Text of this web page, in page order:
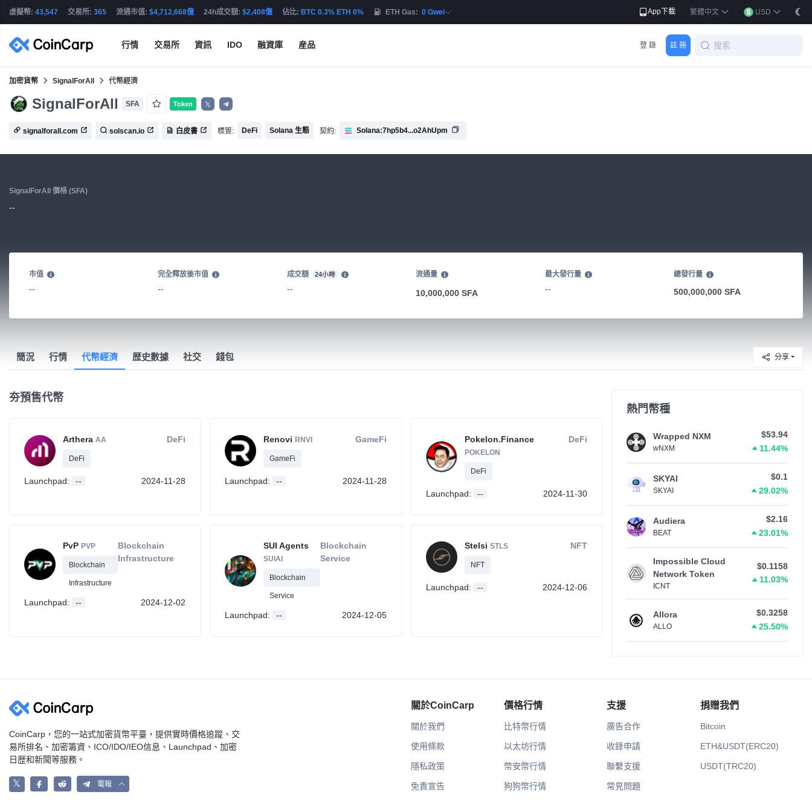
虛擬幣: 43,547 交易所: 365 流通市值: $4,712,668億 24h成交額: $2,408億 佔比: BTC 0.3% ETH 0% ETH Gas: 0 Gwei App下載 繁體中文 USD
行情 交易所 資訊 IDO 融資庫 産品 登 錄 註 冊
加密貨幣 SignalForAll 代幣經濟
SignalForAll SFA Token 𝕏
signalforall.com solscan.io 白皮書 標簽: DeFi Solana 生態 契約: Solana:7hp5b4...o2AhUpm
SignalForAll 價格 (SFA)
--
市值
--
完全釋放後市值
--
成交額 24小時
--
流通量
10,000,000 SFA
最大發行量
--
總發行量
500,000,000 SFA
簡況 行情 代幣經濟 歴史數據 社交 錢包 分享
夯預售代幣
Arthera AA
DeFi
DeFi
Launchpad: -- 2024-11-28
Renovi RNVI
GameFi
GameFi
Launchpad: -- 2024-11-28
Pokelon.Finance
POKELON
DeFi
DeFi
Launchpad: -- 2024-11-30
PvP PVP
Blockchain
Infrastructure
Blockchain
Infrastructure
Launchpad: -- 2024-12-02
SUI Agents
SUIAI
Blockchain
Service
Blockchain
Service
Launchpad: -- 2024-12-05
Stelsi STLS
NFT
NFT
Launchpad: -- 2024-12-06
熱門幣種
Wrapped NXM
wNXM
$53.94
11.44%
SKYAI
SKYAI
$0.1
29.02%
Audiera
BEAT
$2.16
23.01%
Impossible Cloud
Network Token
ICNT
$0.1158
11.03%
Allora
ALLO
$0.3258
25.50%
CoinCarp，您的一站式加密貨幣平臺，提供實時價格追蹤、交
易所排名、加密籌資、ICO/IDO/IEO信息、Launchpad、加密
日歴和新聞等服務。
𝕏 電報
關於CoinCarp
關於我們
使用條款
隱私政策
免責宣告
價格行情
比特幣行情
以太坊行情
幣安幣行情
狗狗幣行情
支援
廣告合作
收錄申請
聯繫支援
常見問題
捐贈我們
Bitcoin
ETH&USDT(ERC20)
USDT(TRC20)